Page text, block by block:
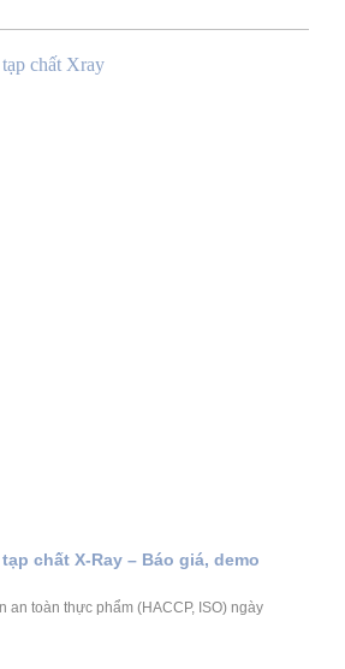
chất X-Ray – Báo giá, demo
an toàn thực phẩm (HACCP, ISO) ngày